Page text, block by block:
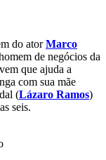
do atorMarco
de negócios da
que ajuda a
com sua mãe
(Lázaro Ramos)
seis.